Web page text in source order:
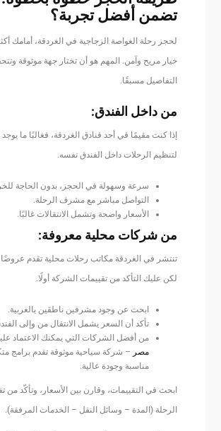
تضمن أفضل تجربة؟
لحجز رحلة الغواصة الزجاجية في الغردقة، أمامك
خيار مريح وآمن. المهم هو أن تختار جهة موثوقة
التفاصيل مسبقًا.
من داخل الفندق:
إذا كنت مقيمًا في أحد فنادق الغردقة، فغالبًا ما
لتنظيم الرحلات داخل الفندق نفسه.
سرعة وسهولة في الحجز، بدون الحاجة
التواصل مباشر مع مشرف الرحلة.
الأسعار واضحة وتشمل الانتقالات غالبًا.
من شركات محلية معروفة:
تنتشر في الغردقة مكاتب رحلات محلية تقدم عروضًا
لكن عليك التأكد من تقييمات الشركة أولًا.
ابحث عن وجود مشرفين ناطقين بالعربية.
تأكد أن السعر يشمل الانتقال من وإلى
من أفضل الشركات التي يمكنك الاعتماد
مصر – شركة سياحية موثوقة تقدم برامج
مناسبة وجودة عالية.
ابحث في التقييمات، وقارن بين الأسعار، وتأكّد من
الرحلة (المدة – وسائل النقل – الخدمات المرفقة).